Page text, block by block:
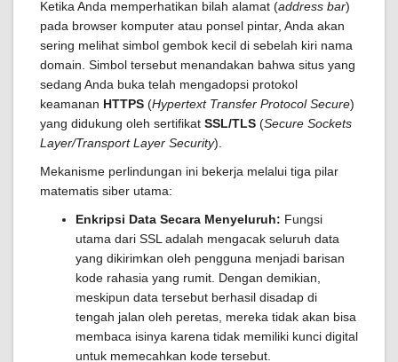
Ketika Anda memperhatikan bilah alamat (address bar)
pada browser komputer atau ponsel pintar, Anda akan
sering melihat simbol gembok kecil di sebelah kiri nama
domain. Simbol tersebut menandakan bahwa situs yang
sedang Anda buka telah mengadopsi protokol
keamanan HTTPS (Hypertext Transfer Protocol Secure)
yang didukung oleh sertifikat SSL/TLS (Secure Sockets
Layer/Transport Layer Security).
Mekanisme perlindungan ini bekerja melalui tiga pilar
matematis siber utama:
Enkripsi Data Secara Menyeluruh: Fungsi
utama dari SSL adalah mengacak seluruh data
yang dikirimkan oleh pengguna menjadi barisan
kode rahasia yang rumit. Dengan demikian,
meskipun data tersebut berhasil disadap di
tengah jalan oleh peretas, mereka tidak akan bisa
membaca isinya karena tidak memiliki kunci digital
untuk memecahkan kode tersebut.